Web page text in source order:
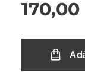
170,00